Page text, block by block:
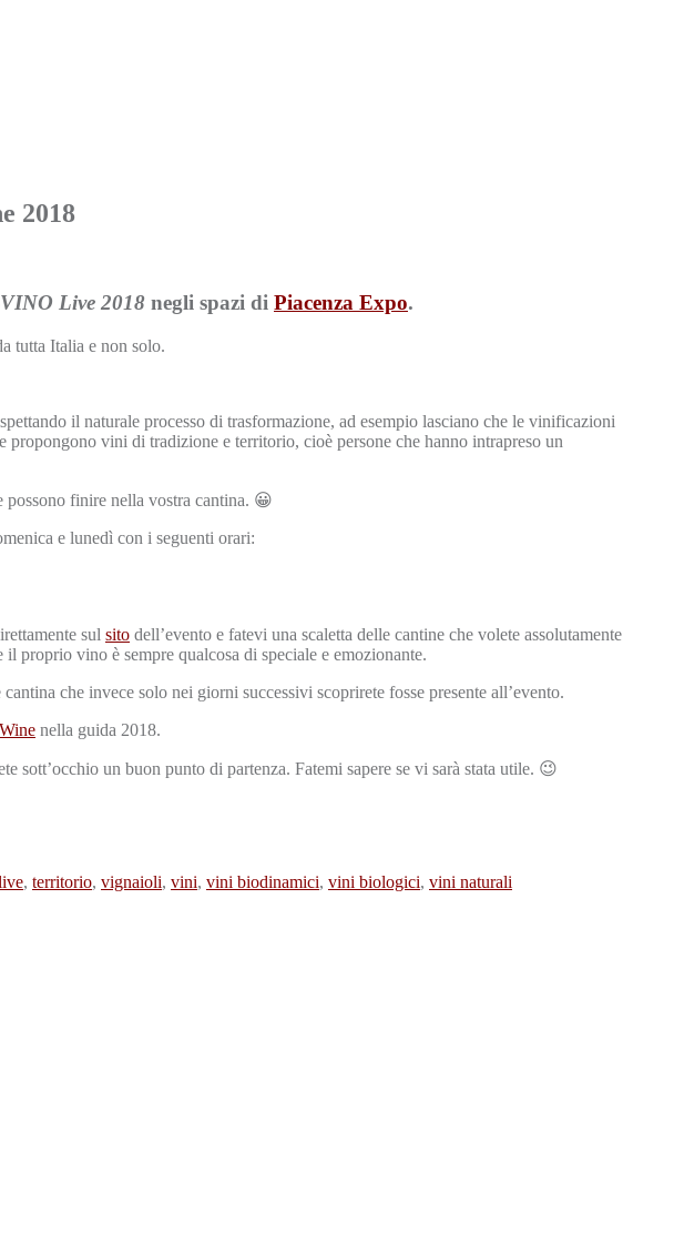
2018
Live 2018 negli spazi di Piacenza Expo.
tutta Italia e non solo.
il naturale processo di trasformazione, ad esempio lasciano che le vinificazioni
vini di tradizione e territorio, cioè persone che hanno intrapreso un
possono finire nella vostra cantina. 😀
e lunedì con i seguenti orari:
sul sito dell’evento e fatevi una scaletta delle cantine che volete assolutamente
proprio vino è sempre qualcosa di speciale e emozionante.
che invece solo nei giorni successivi scoprirete fosse presente all’evento.
nella guida 2018.
sott’occhio un buon punto di partenza. Fatemi sapere se vi sarà stata utile. 😉
, territorio, vignaioli, vini, vini biodinamici, vini biologici, vini naturali